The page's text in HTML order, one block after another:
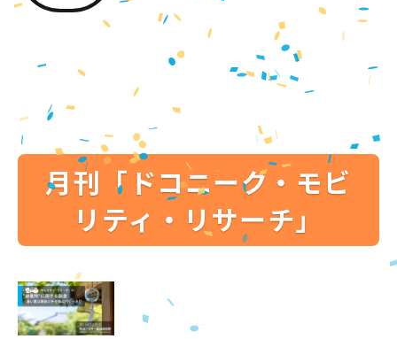
月刊「ドコニーク・モビ
リティ・リサーチ」